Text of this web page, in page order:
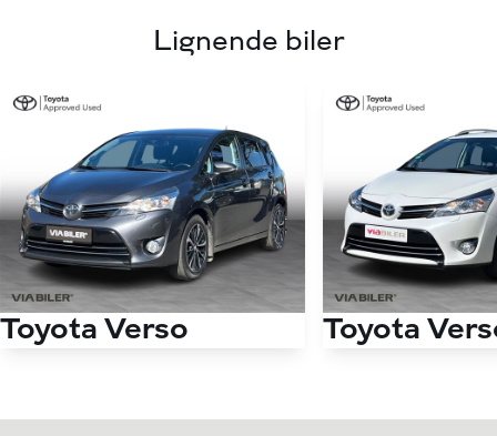
Lignende biler
Toyota Verso Toyota